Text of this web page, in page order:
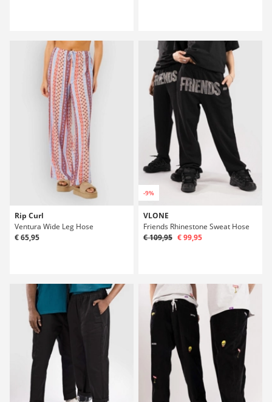
Rip Curl
Ventura Wide Leg Hose
€ 65,95
-9%
VLONE
Friends Rhinestone Sweat Hose
€ 109,95 € 99,95